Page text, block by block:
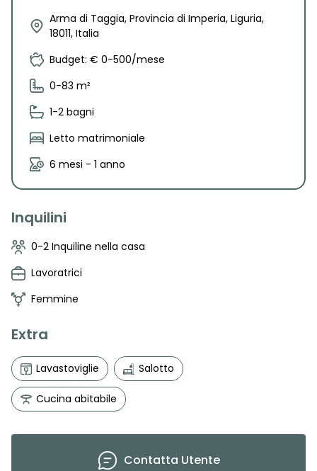
Arma di Taggia, Provincia di Imperia, Liguria,
18011, Italia
Budget: € 0-500/mese
0-83 m²
1-2 bagni
Letto matrimoniale
6 mesi - 1 anno
Inquilini
0-2 Inquiline nella casa
Lavoratrici
Femmine
Extra
Lavastoviglie Salotto
Cucina abitabile
Contatta Utente